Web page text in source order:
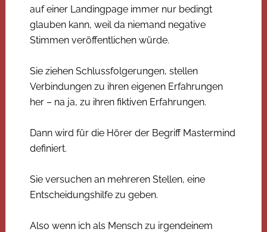
auf einer Landingpage immer nur bedingt
glauben kann, weil da niemand negative
Stimmen veröffentlichen würde.
Sie ziehen Schlussfolgerungen, stellen
Verbindungen zu ihren eigenen Erfahrungen
her – na ja, zu ihren fiktiven Erfahrungen.
Dann wird für die Hörer der Begriff Mastermind
definiert.
Sie versuchen an mehreren Stellen, eine
Entscheidungshilfe zu geben.
Also wenn ich als Mensch zu irgendeinem